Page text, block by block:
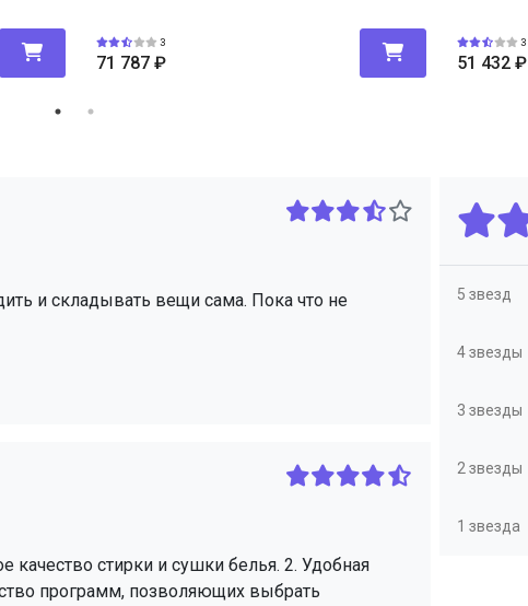
3
71 787 ₽
3
51 432 ₽
и складывать вещи сама. Пока что не
стирки и сушки белья. 2. Удобная
программ, позволяющих выбрать
5 звезд
4 звезды
3 звезды
2 звезды
1 звезда